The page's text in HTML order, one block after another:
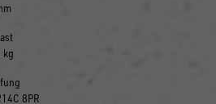
kg
8PR